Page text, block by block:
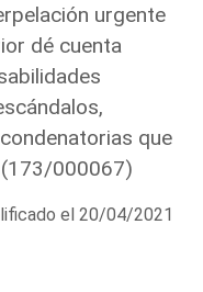
urgente
dé cuenta
que
000067)
el 20/04/2021